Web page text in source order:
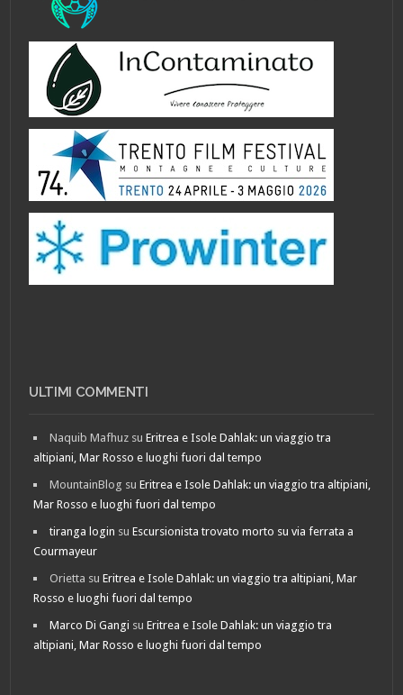
ULTIMI COMMENTI
Naquib Mafhuz suEritrea e Isole Dahlak: un viaggio tra
altipiani, Mar Rosso e luoghi fuori dal tempo
MountainBlog suEritrea e Isole Dahlak: un viaggio tra altipiani,
Mar Rosso e luoghi fuori dal tempo
tiranga login suEscursionista trovato morto su via ferrata a
Courmayeur
Orietta suEritrea e Isole Dahlak: un viaggio tra altipiani, Mar
Rosso e luoghi fuori dal tempo
Marco Di Gangi suEritrea e Isole Dahlak: un viaggio tra
altipiani, Mar Rosso e luoghi fuori dal tempo